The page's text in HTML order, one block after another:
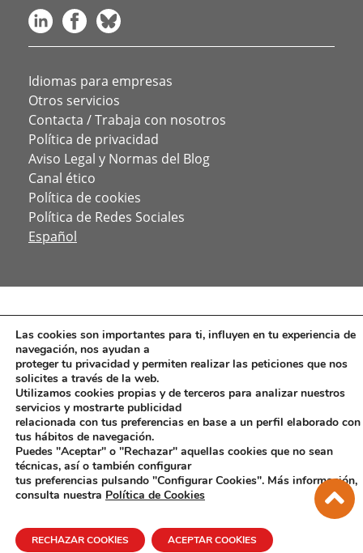
Idiomas para empresas
Otros servicios
Contacta / Trabaja con nosotros
Política de privacidad
Aviso Legal y Normas del Blog
Canal ético
Política de cookies
Política de Redes Sociales
Español
Las cookies son importantes para ti, influyen en tu experiencia de
navegación, nos ayudan a
proteger tu privacidad y permiten realizar las peticiones que nos
solicites a través de la web.
Utilizamos cookies propias y de terceros para analizar nuestros
servicios y mostrarte publicidad
relacionada con tus preferencias en base a un perfil elaborado con
tus hábitos de navegación.
Puedes "Aceptar" o "Rechazar" aquellas cookies que no sean
técnicas, así o también configurar
tus preferencias pulsando "Configurar Cookies". Más información,
consulta nuestra Política de Cookies
ACEPTAR COOKIES
RECHAZAR COOKIES